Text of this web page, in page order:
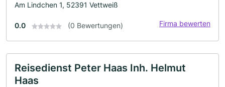
Am Lindchen 1, 52391 Vettweiß
0.0 (0 Bewertungen) Firma bewerten
Reisedienst Peter Haas Inh. Helmut
Haas